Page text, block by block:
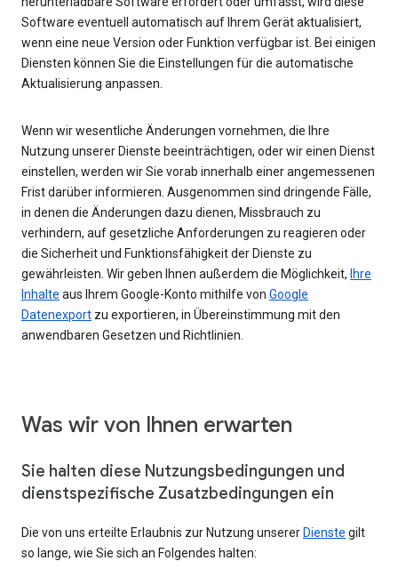
Software eventuell automatisch auf Ihrem Gerät aktualisiert,
wenn eine neue Version oder Funktion verfügbar ist. Bei einigen
Diensten können Sie die Einstellungen für die automatische
Aktualisierung anpassen.
Wenn wir wesentliche Änderungen vornehmen, die Ihre
Nutzung unserer Dienste beeinträchtigen, oder wir einen Dienst
einstellen, werden wir Sie vorab innerhalb einer angemessenen
Frist darüber informieren. Ausgenommen sind dringende Fälle,
in denen die Änderungen dazu dienen, Missbrauch zu
verhindern, auf gesetzliche Anforderungen zu reagieren oder
die Sicherheit und Funktionsfähigkeit der Dienste zu
gewährleisten. Wir geben Ihnen außerdem die Möglichkeit, Ihre
Inhalte aus Ihrem Google-Konto mithilfe von Google
Datenexport zu exportieren, in Übereinstimmung mit den
anwendbaren Gesetzen und Richtlinien.
Was wir von Ihnen erwarten
Sie halten diese Nutzungsbedingungen und
dienstspezifische Zusatzbedingungen ein
Die von uns erteilte Erlaubnis zur Nutzung unserer Dienste gilt
so lange, wie Sie sich an Folgendes halten: